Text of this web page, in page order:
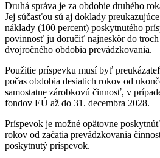
Druhá správa je za obdobie druhého
Jej súčasťou sú aj doklady
náklady (100 percent) poskytnutého
povinnosť ju doručiť najneskôr do troch
dvojročného obdobia prevádzkovania.
Použitie príspevku musí byť
počas obdobia desiatich rokov od
samostatne zárobkovú činnosť, v
fondov EÚ až do 31. decembra 2028.
Príspevok je možné opätovne
rokov od začatia prevádzkovania
poskytnutý príspevok.